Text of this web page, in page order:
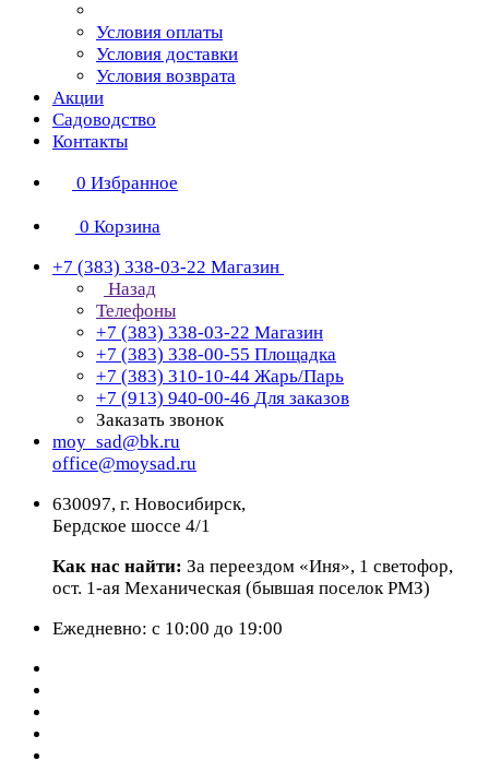
Условия оплаты
Условия доставки
Условия возврата
Акции
Садоводство
Контакты
0 Избранное
0 Корзина
+7 (383) 338-03-22 Магазин
Назад
Телефоны
+7 (383) 338-03-22 Магазин
+7 (383) 338-00-55 Площадка
+7 (383) 310-10-44 Жарь/Парь
+7 (913) 940-00-46 Для заказов
Заказать звонок
moy_sad@bk.ru
office@moysad.ru
630097, г. Новосибирск,
Бердское шоссе 4/1
Как нас найти: За переездом «Иня», 1 светофор,
ост. 1-ая Механическая (бывшая поселок РМЗ)
Ежедневно: с 10:00 до 19:00